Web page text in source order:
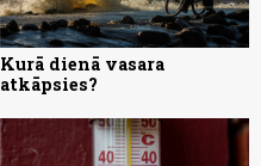
Kurā dienā vasara
atkāpsies?